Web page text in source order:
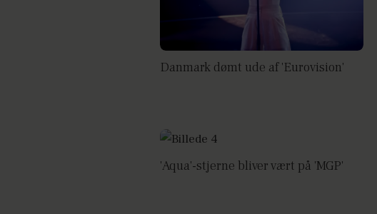
Danmark dømt ude af 'Eurovision'
'Aqua'-stjerne bliver vært på 'MGP'